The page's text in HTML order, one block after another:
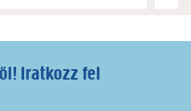
Iratkozz fel